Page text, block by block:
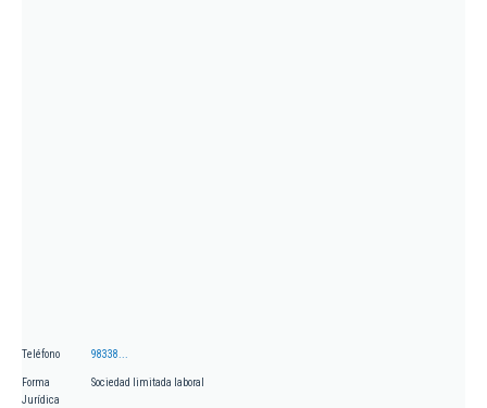
Teléfono 98338...
Forma
Jurídica
Sociedad limitada laboral